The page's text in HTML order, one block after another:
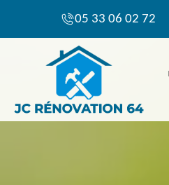
05 33 06 02 72